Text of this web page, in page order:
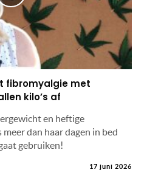
fibromyalgie met
kilo’s af
en heftige
dan haar dagen in bed
gebruiken!
17 juni 2026